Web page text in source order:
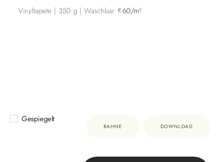
Vinyltapete | 350 g | Waschbar €60/m²
Gespiegelt
BAHNE DOWNLOAD